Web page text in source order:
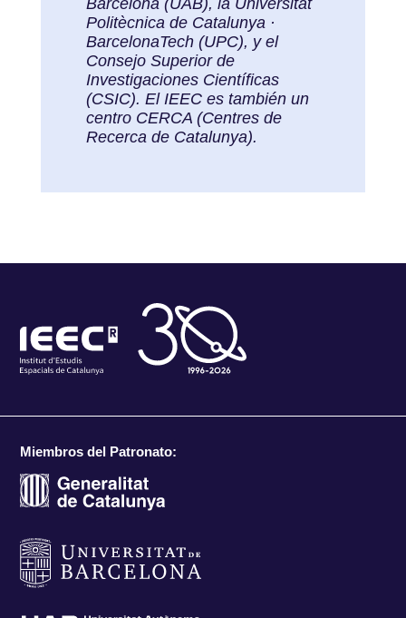
Barcelona (UAB), la Universitat
Politècnica de Catalunya ·
BarcelonaTech (UPC), y el
Consejo Superior de
Investigaciones Científicas
(CSIC). El IEEC es también un
centro CERCA (Centres de
Recerca de Catalunya).
Miembros del Patronato: